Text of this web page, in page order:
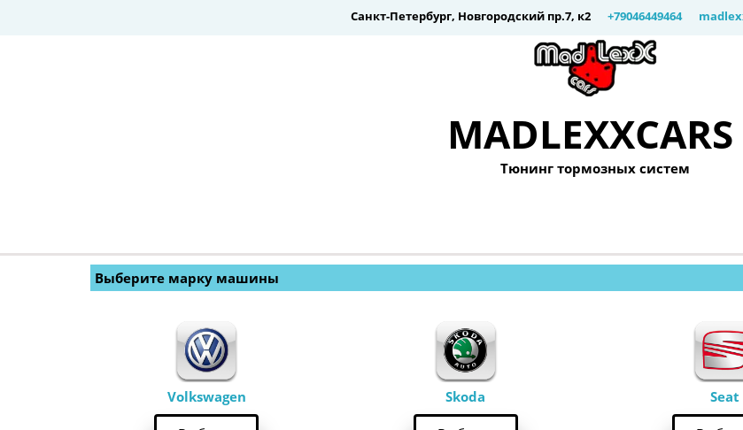
Санкт-Петербург, Новгородский пр.7, к2 +79046449464
MADLEXXCARS
Тюнинг тормозных систем
Выберите марку машины
Volkswagen Skoda Seat